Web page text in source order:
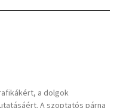
a dolgok
A szoptatós párna